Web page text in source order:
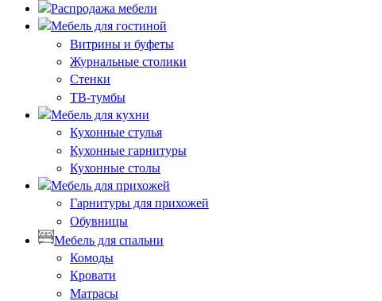
Распродажа мебели
Мебель для гостиной
Витрины и буфеты
Журнальные столики
Стенки
ТВ-тумбы
Мебель для кухни
Кухонные стулья
Кухонные гарнитуры
Кухонные столы
Мебель для прихожей
Гарнитуры для прихожей
Обувницы
Мебель для спальни
Комоды
Кровати
Матрасы